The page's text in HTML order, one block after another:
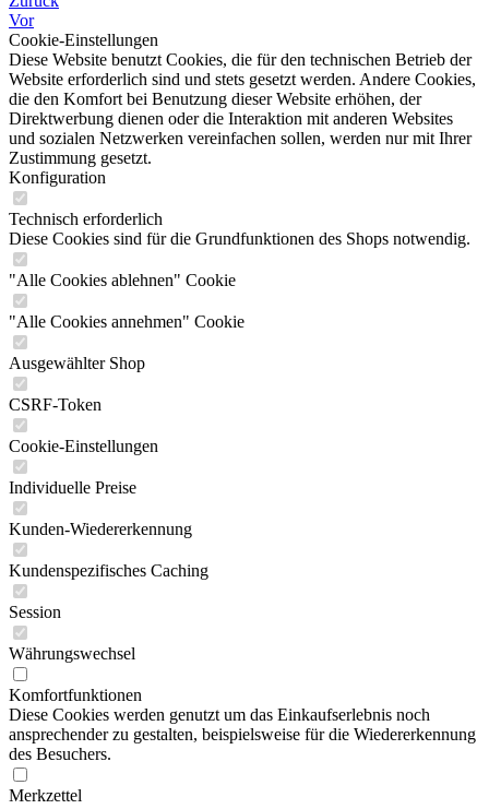
Vor
Cookie-Einstellungen
Diese Website benutzt Cookies, die für den technischen Betrieb der
Website erforderlich sind und stets gesetzt werden. Andere Cookies,
die den Komfort bei Benutzung dieser Website erhöhen, der
Direktwerbung dienen oder die Interaktion mit anderen Websites
und sozialen Netzwerken vereinfachen sollen, werden nur mit Ihrer
Zustimmung gesetzt.
Konfiguration
Technisch erforderlich
Diese Cookies sind für die Grundfunktionen des Shops notwendig.
"Alle Cookies ablehnen" Cookie
"Alle Cookies annehmen" Cookie
Ausgewählter Shop
CSRF-Token
Cookie-Einstellungen
Individuelle Preise
Kunden-Wiedererkennung
Kundenspezifisches Caching
Session
Währungswechsel
Komfortfunktionen
Diese Cookies werden genutzt um das Einkaufserlebnis noch
ansprechender zu gestalten, beispielsweise für die Wiedererkennung
des Besuchers.
Merkzettel